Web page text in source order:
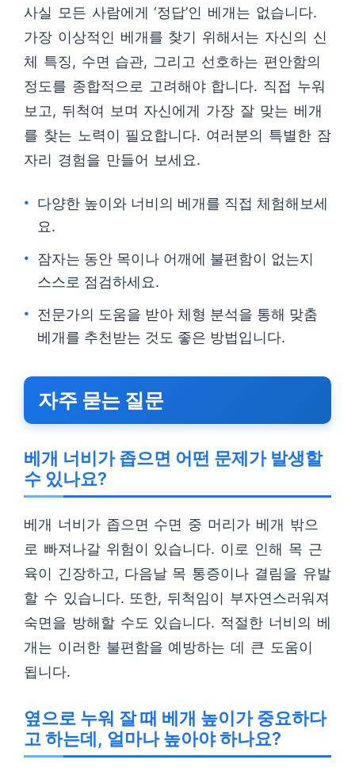
사실 모든 사람에게 ‘정답’인 베개는 없습니다.
가장 이상적인 베개를 찾기 위해서는 자신의 신
체 특징, 수면 습관, 그리고 선호하는 편안함의
정도를 종합적으로 고려해야 합니다. 직접 누워
보고, 뒤척여 보며 자신에게 가장 잘 맞는 베개
를 찾는 노력이 필요합니다. 여러분의 특별한 잠
자리 경험을 만들어 보세요.
다양한 높이와 너비의 베개를 직접 체험해보세
요.
잠자는 동안 목이나 어깨에 불편함이 없는지
스스로 점검하세요.
전문가의 도움을 받아 체형 분석을 통해 맞춤
베개를 추천받는 것도 좋은 방법입니다.
자주 묻는 질문
베개 너비가 좁으면 어떤 문제가 발생할
수 있나요?
베개 너비가 좁으면 수면 중 머리가 베개 밖으
로 빠져나갈 위험이 있습니다. 이로 인해 목 근
육이 긴장하고, 다음날 목 통증이나 결림을 유발
할 수 있습니다. 또한, 뒤척임이 부자연스러워져
숙면을 방해할 수도 있습니다. 적절한 너비의 베
개는 이러한 불편함을 예방하는 데 큰 도움이
됩니다.
옆으로 누워 잘 때 베개 높이가 중요하다
고 하는데, 얼마나 높아야 하나요?